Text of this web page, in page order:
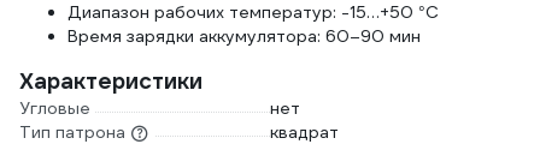
Диапазон рабочих температур: -15…+50 °С
Время зарядки аккумулятора: 60–90 мин
Характеристики
Угловые
нет
Тип патрона
квадрат